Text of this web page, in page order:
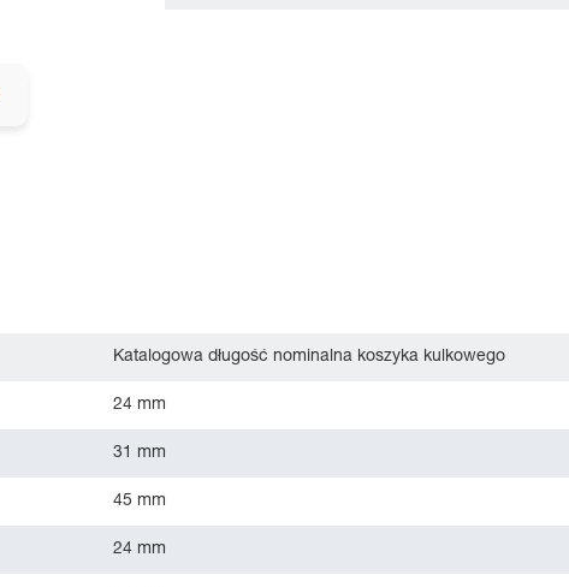
Katalogowa długość nominalna koszyka kulkowego
24 mm
31 mm
45 mm
24 mm